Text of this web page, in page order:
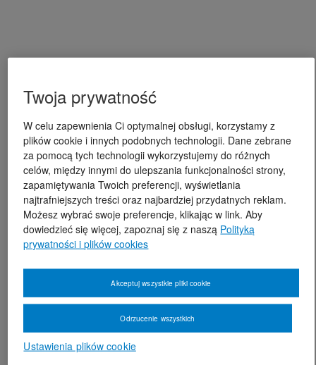
Twoja prywatność
W celu zapewnienia Ci optymalnej obsługi, korzystamy z
plików cookie i innych podobnych technologii. Dane zebrane
za pomocą tych technologii wykorzystujemy do różnych
celów, między innymi do ulepszania funkcjonalności strony,
zapamiętywania Twoich preferencji, wyświetlania
najtrafniejszych treści oraz najbardziej przydatnych reklam.
Możesz wybrać swoje preferencje, klikając w link. Aby
dowiedzieć się więcej, zapoznaj się z naszą Polityką
prywatności i plików cookies
Ustawienia plików cookie
Odrzucenie wszystkich
Akceptuj wszystkie pliki cookie